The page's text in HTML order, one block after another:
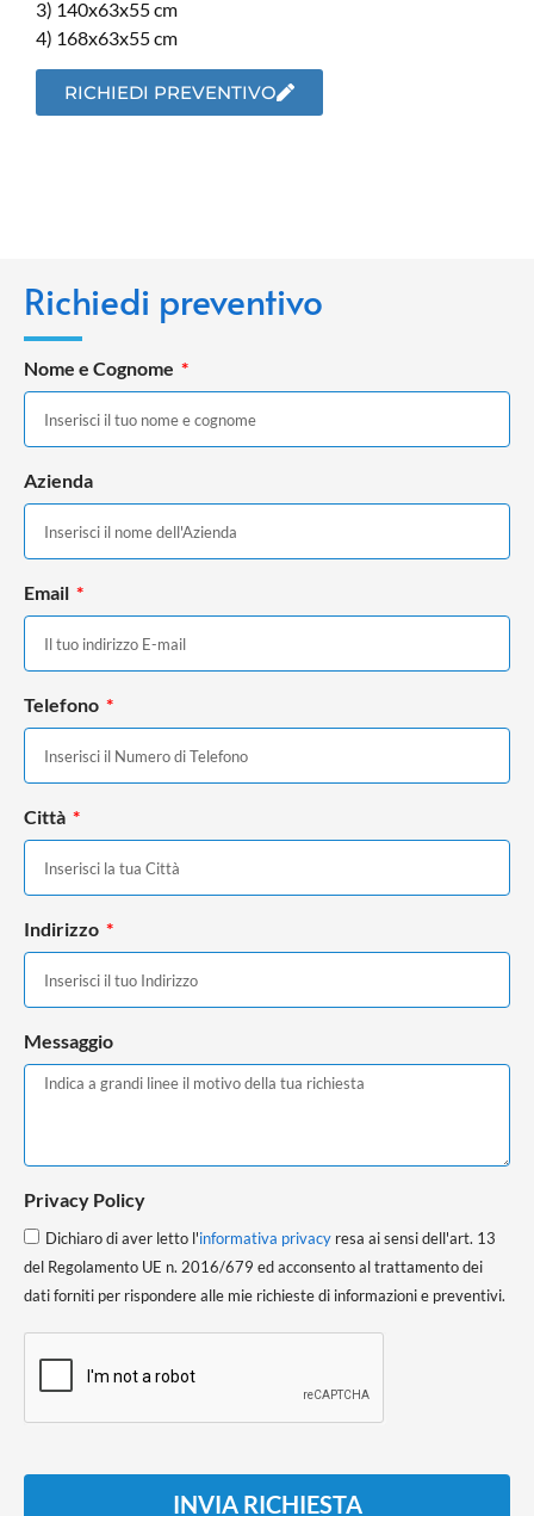
3) 140x63x55 cm
4) 168x63x55 cm
RICHIEDI PREVENTIVO
Richiedi preventivo
Nome e Cognome
Azienda
Email
Telefono
Città
Indirizzo
Messaggio
Privacy Policy
Dichiaro di aver letto l'informativa privacy resa ai sensi dell'art. 13
del Regolamento UE n. 2016/679 ed acconsento al trattamento dei
dati forniti per rispondere alle mie richieste di informazioni e preventivi.
INVIA RICHIESTA